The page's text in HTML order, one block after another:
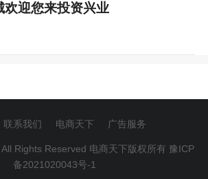
欢迎您来投资兴业
联系我们 电商天下 广告服务
Rights Reserved 电商天下版权所有 豫ICP
备2021020043号-1